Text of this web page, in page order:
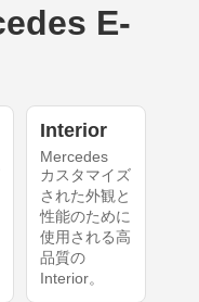
E-
Interior
Mercedes
カスタマイズ
された外観と
性能のために
使用される高
品質の
Interior。